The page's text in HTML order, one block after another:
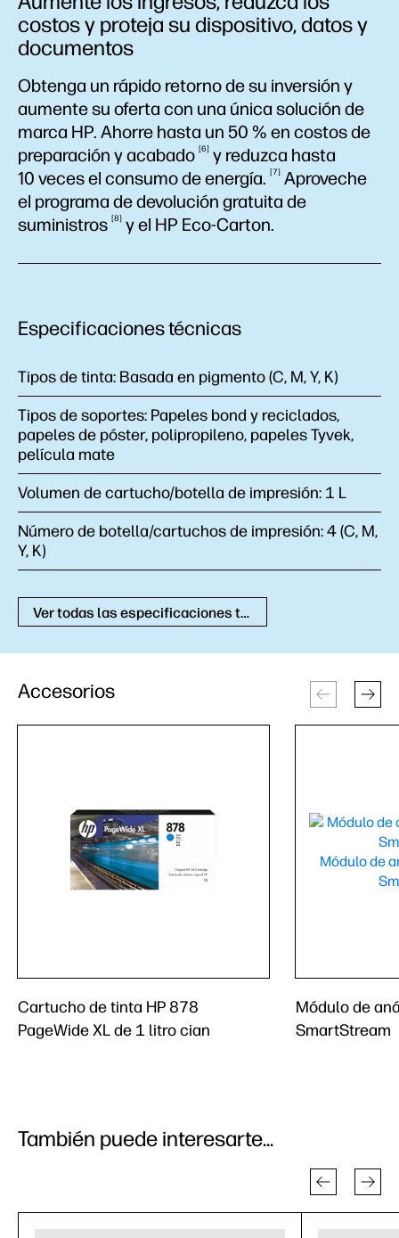
costos y proteja su dispositivo, datos y
documentos
Obtenga un rápido retorno de su inversión y
aumente su oferta con una única solución de
marca HP. Ahorre hasta un 50 % en costos de
preparación yacabado 6
y reduzca hasta
10 veces el consumo deenergía. 7
Aproveche
el programa de devolución gratuita de
suministros
8 y el HP Eco-Carton.
Especificaciones técnicas
Tipos de tinta: Basada en pigmento (C, M, Y, K)
Tipos de soportes: Papeles bond y reciclados,
papeles de póster, polipropileno, papeles Tyvek,
película mate
Volumen de cartucho/botella de impresión: 1 L
Número de botella/cartuchos de impresión:4 (C, M,
Y, K)
Ver todas las especificaciones técnicas
Accesorios
Cartucho de tinta HP 878
PageWide XL de 1 litro cian
Módulo de
SmartStream
También puede interesarte...